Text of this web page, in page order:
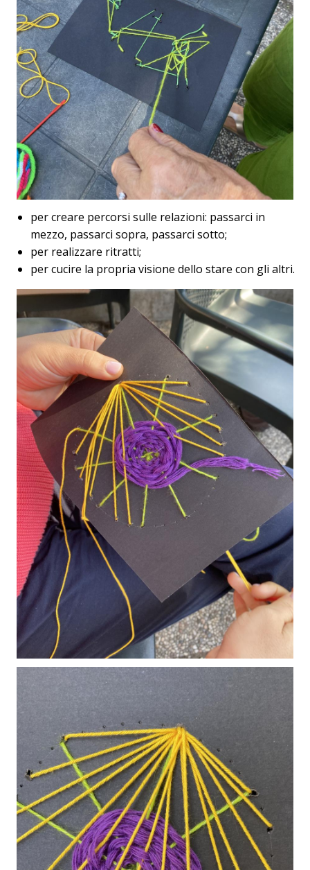
per creare percorsi sulle relazioni: passarci in
mezzo, passarci sopra, passarci sotto;
per realizzare ritratti;
per cucire la propria visione dello stare con gli altri.